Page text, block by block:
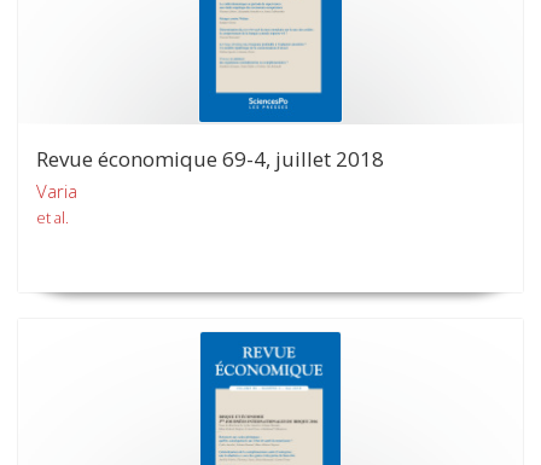
Revue économique 69-4, juillet 2018
Varia
et al.